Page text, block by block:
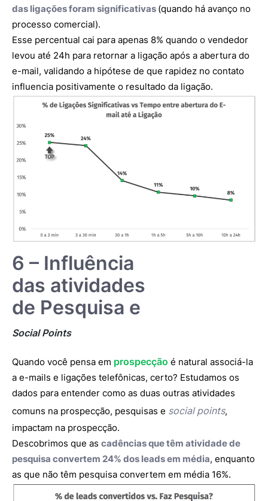
das ligações foram significativas (quando há avanço no
processo comercial).
Esse percentual cai para apenas 8% quando o vendedor
levou até 24h para retornar a ligação após a abertura do
e-mail, validando a hipótese de que rapidez no contato
influencia positivamente o resultado da ligação.
6 – Influência
das atividades
de Pesquisa e
Social Points
Quando você pensa em prospecção é natural associá-la
a e-mails e ligações telefônicas, certo? Estudamos os
dados para entender como as duas outras atividades
comuns na prospecção, pesquisas e social points,
impactam na prospecção.
Descobrimos que as cadências que têm atividade de
pesquisa convertem 24% dos leads em média, enquanto
as que não têm pesquisa convertem em média 16%.